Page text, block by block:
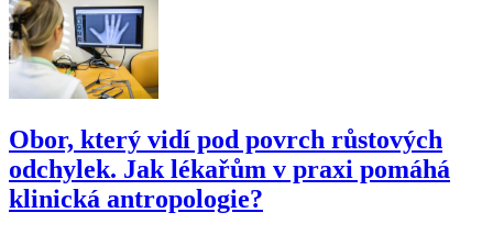
Obor, který vidí pod povrch růstových
odchylek. Jak lékařům v praxi pomáhá
klinická antropologie?